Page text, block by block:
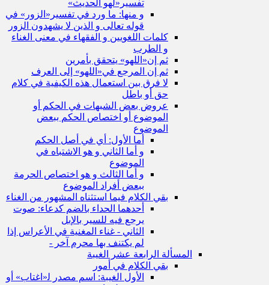
تفسير«لهو الحديث»
و منها: ما ورد في تفسير«الزور» في
قوله تعالى و الذين لا يشهدون الزور
كلمات اللغويين و الفقهاء في معنى الغناء
و الطرب
ثم إن«اللهو» يتحقق بأمرين
ثم إن المرجع في«اللهو» إلى العرف
لا فرق بين استعمال هذه الكيفية في كلام
حق أو باطل
عروض بعض الشبهات في الحكم أو
الموضوع أو اختصاص الحكم ببعض
الموضوع
أما الأول: أي في أصل الحكم
و أما الثاني و هو الاشتباه في
الموضوع
و أما الثالث و هو اختصاص الحرمة
ببعض أفراد الموضوع
بقي الكلام فيما استثناه المشهور من الغناء
أحدهما الحداء بالضم كدعاء: صوت
يرجع فيه للسير بالإبل
الثاني - غناء المغنية في الأعراس إذا
لم يكتنف بها محرم آخر -
المسألة الرابعة عشر الغيبة
بقي الكلام في أمور
الأول الغيبة: اسم مصدر ل‍«اغتاب» أو